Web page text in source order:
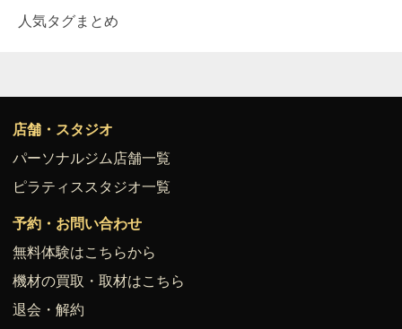
人気タグまとめ
店舗・スタジオ
パーソナルジム店舗一覧
ピラティススタジオ一覧
予約・お問い合わせ
無料体験はこちらから
機材の買取・取材はこちら
退会・解約